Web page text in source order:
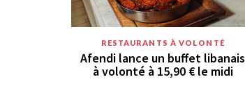
RESTAURANTS À VOLONTÉ
Afendi lance un buffet libanais
à volonté à 15,90 € le midi